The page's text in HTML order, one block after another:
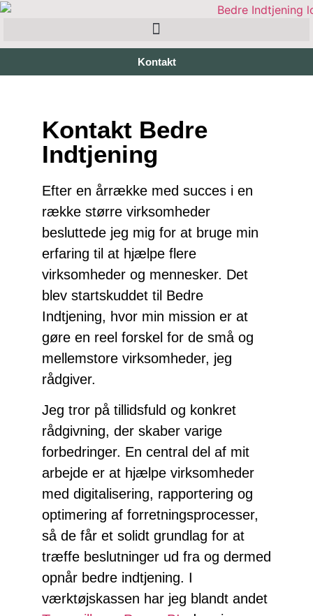
Kontakt
Kontakt Bedre
Indtjening
Efter en årrække med succes i en
række større virksomheder
besluttede jeg mig for at bruge min
erfaring til at hjælpe flere
virksomheder og mennesker. Det
blev startskuddet til Bedre
Indtjening, hvor min mission er at
gøre en reel forskel for de små og
mellemstore virksomheder, jeg
rådgiver.
Jeg tror på tillidsfuld og konkret
rådgivning, der skaber varige
forbedringer. En central del af mit
arbejde er at hjælpe virksomheder
med digitalisering, rapportering og
optimering af forretningsprocesser,
så de får et solidt grundlag for at
træffe beslutninger ud fra og dermed
opnår bedre indtjening. I
værktøjskassen har jeg blandt andet